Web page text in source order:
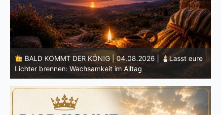
BALD KOMMT DER KÖNIG | 03.08.2026 |
Ein reines
Herz: Heiligung beginnt im Inneren